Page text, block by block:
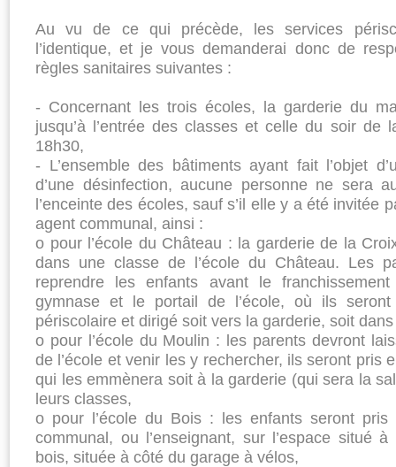
Au vu de ce qui précède, les services
l’identique, et je vous demanderai donc de
règles sanitaires suivantes :
- Concernant les trois écoles, la garderie du
jusqu’à l’entrée des classes et celle du soir de
18h30,
- L’ensemble des bâtiments ayant fait l’objet
d’une désinfection, aucune personne ne sera
l’enceinte des écoles, sauf s’il elle y a été invitée
agent communal, ainsi :
o pour l’école du Château : la garderie de la
dans une classe de l’école du Château. Les
reprendre les enfants avant le
gymnase et le portail de l’école, où ils
périscolaire et dirigé soit vers la garderie, soit
o pour l’école du Moulin : les parents devront
de l’école et venir les y rechercher, ils seront pris
qui les emmènera soit à la garderie (qui sera la
leurs classes,
o pour l’école du Bois : les enfants seront
communal, ou l’enseignant, sur l’espace situé
bois, située à côté du garage à vélos,